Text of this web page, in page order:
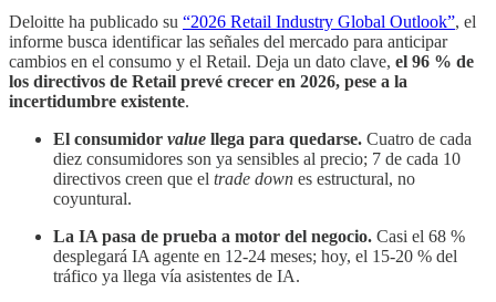
Deloitte ha publicado su “2026 Retail Industry Global Outlook”, el
informe busca identificar las señales del mercado para anticipar
cambios en el consumo y el Retail. Deja un dato clave, el 96 % de
los directivos de Retail prevé crecer en 2026, pese a la
incertidumbre existente.
El consumidor value llega para quedarse. Cuatro de cada
diez consumidores son ya sensibles al precio; 7 de cada 10
directivos creen que el trade down es estructural, no
coyuntural.
La IA pasa de prueba a motor del negocio. Casi el 68 %
desplegará IA agente en 12-24 meses; hoy, el 15-20 % del
tráfico ya llega vía asistentes de IA.